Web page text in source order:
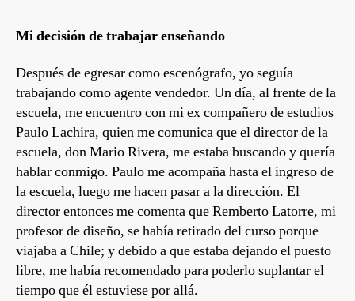
Mi decisión de trabajar enseñando
Después de egresar como escenógrafo, yo seguía
trabajando como agente vendedor. Un día, al frente de la
escuela, me encuentro con mi ex compañero de estudios
Paulo Lachira, quien me comunica que el director de la
escuela, don Mario Rivera, me estaba buscando y quería
hablar conmigo. Paulo me acompaña hasta el ingreso de
la escuela, luego me hacen pasar a la dirección. El
director entonces me comenta que Remberto Latorre, mi
profesor de diseño, se había retirado del curso porque
viajaba a Chile; y debido a que estaba dejando el puesto
libre, me había recomendado para poderlo suplantar el
tiempo que él estuviese por allá.